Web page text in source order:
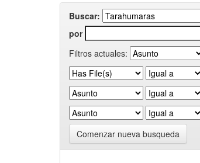
Buscar:
por
Filtros actuales:
Comenzar nueva busqueda